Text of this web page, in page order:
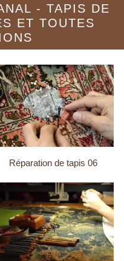
- TAPIS DE
ET TOUTES
Réparation de tapis 06